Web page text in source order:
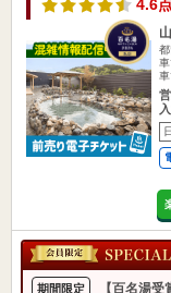
4.6
期間限定 【百名湯